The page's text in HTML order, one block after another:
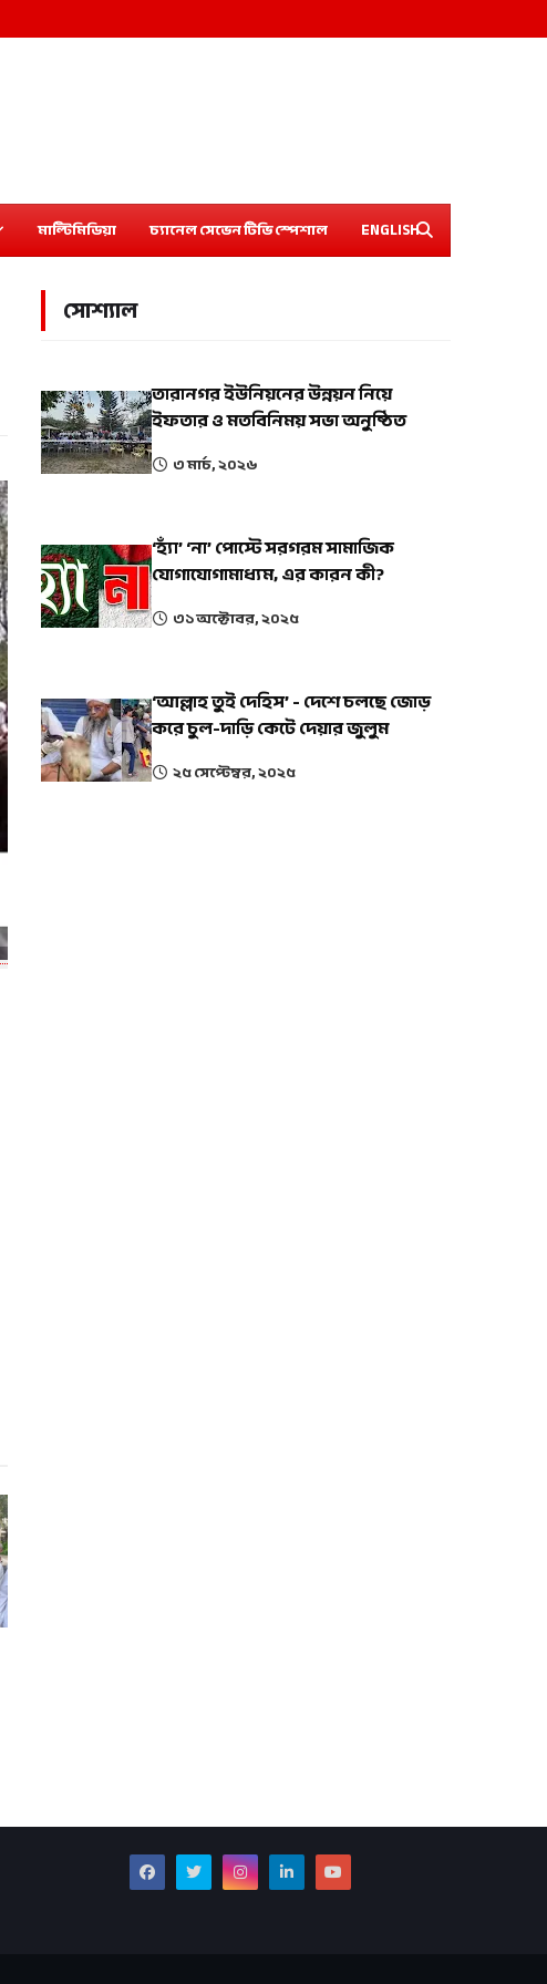
মাল্টিমিডিয়া চ্যানেল সেভেন টিভি স্পেশাল ENGLISH
সোশ্যাল
তারানগর ইউনিয়নের উন্নয়ন নিয়ে
ইফতার ও মতবিনিময় সভা অনুষ্ঠিত
৩ মার্চ, ২০২৬
‘হ্যাঁ’ ‘না’ পোস্টে সরগরম সামাজিক
যোগাযোগামাধ্যম, এর কারন কী?
৩১ অক্টোবর, ২০২৫
‘আল্লাহ তুই দেহিস’ - দেশে চলছে জোড়
করে চুল-দাড়ি কেটে দেয়ার জুলুম
২৫ সেপ্টেম্বর, ২০২৫